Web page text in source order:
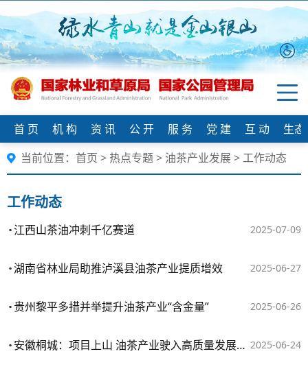
首 页 机 构 资 讯 公 开 服 务 党 建 互 动
生
当前位置： 首页 > 热点专题> 油茶产业发展>工作动态
工作动态
2025-07-09
江西山茶油冲刺千亿赛道
2025-06-27
湖南省林业局助推泸溪县油茶产业提质增效
2025-06-26
贵州黎平多措并举提升油茶产业“含金量”
2025-06-24
安徽桐城：项目上山 油茶产业驶入高质量发展快车道